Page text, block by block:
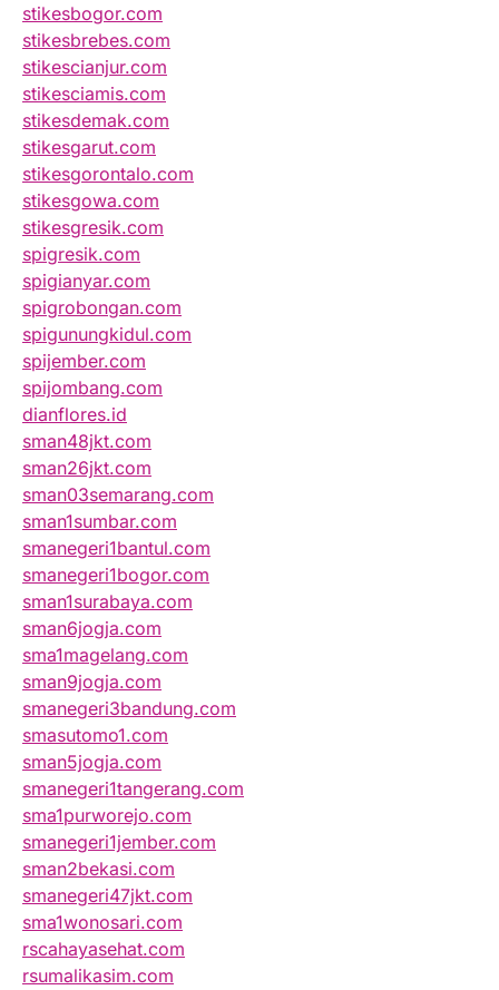
stikesbogor.com
stikesbrebes.com
stikescianjur.com
stikesciamis.com
stikesdemak.com
stikesgarut.com
stikesgorontalo.com
stikesgowa.com
stikesgresik.com
spigresik.com
spigianyar.com
spigrobongan.com
spigunungkidul.com
spijember.com
spijombang.com
dianflores.id
sman48jkt.com
sman26jkt.com
sman03semarang.com
sman1sumbar.com
smanegeri1bantul.com
smanegeri1bogor.com
sman1surabaya.com
sman6jogja.com
sma1magelang.com
sman9jogja.com
smanegeri3bandung.com
smasutomo1.com
sman5jogja.com
smanegeri1tangerang.com
sma1purworejo.com
smanegeri1jember.com
sman2bekasi.com
smanegeri47jkt.com
sma1wonosari.com
rscahayasehat.com
rsumalikasim.com